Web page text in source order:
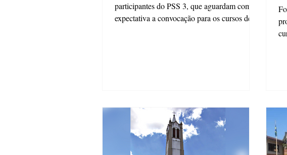
participantes do PSS 3, que aguardam com
expectativa a convocação para os cursos de